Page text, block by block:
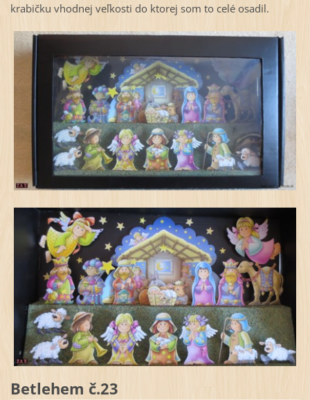
krabičku vhodnej veľkosti do ktorej som to celé osadil.
Betlehem č.23